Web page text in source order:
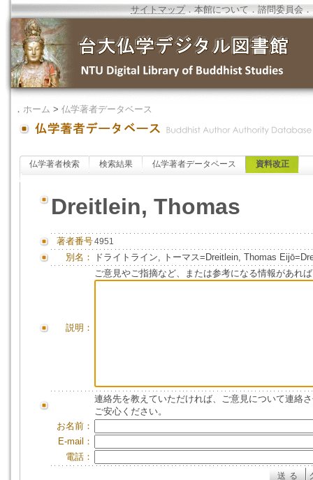
サイトマップ．本館について ．諮問委員会 ．
． ホーム > 仏学著者データベース
仏学著者検索 検索結果 仏学著者データベース 資料改正
Dreitlein, Thomas
著者番号4951
別名： ドライトライン, トーマス=Dreitlein, Thomas
説明：
ご意見やご指摘など、または参考になる情報があれ
連絡先を教えていただければ、ご意見について連絡
ご安心ください。
お名前：
E-mail：
電話：